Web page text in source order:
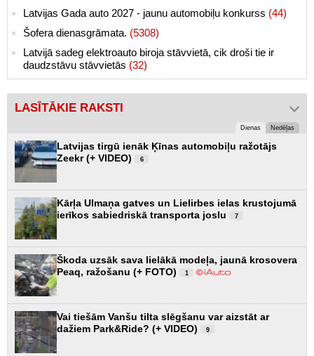
Latvijas Gada auto 2027 - jaunu automobiļu konkurss (44)
Šofera dienasgrāmata. (5308)
Latvijā sadeg elektroauto biroja stāvvietā, cik droši tie ir
daudzstāvu stāvvietās (32)
LASĪTĀKIE RAKSTI
Dienas Nedēļas
Latvijas tirgū ienāk Ķīnas automobiļu ražotājs
Zeekr (+ VIDEO)
6
Kārļa Ulmaņa gatves un Lielirbes ielas krustojumā
ierīkos sabiedriskā transporta joslu
7
Škoda uzsāk sava lielākā modeļa, jaunā krosovera
Peaq, ražošanu (+ FOTO)
1
Vai tiešām Vanšu tilta slēgšanu var aizstāt ar
dažiem Park&Ride? (+ VIDEO)
9